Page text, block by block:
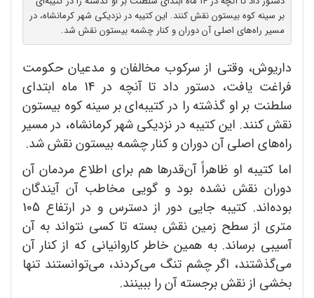
بر سینه کوه بیستون نقش کنند. این کتیبه در نزدیکی شهر کرمانشاه، در
مسیر راه‌های اصلی آن دوران و کنار چشمه بیستون نقش شد.
داریوش، وقتی از سرکوب مخالفان و مدعیان حکومت
فراغت یافت، دستور داد تا آنچه در 14 ماه ابتدای
سلطنت بر او گذشته را در کتیبه‌ای بر سینه کوه بیستون
نقش کنند. این کتیبه در نزدیکی شهر کرمانشاه، در مسیر
راه‌های اصلی آن دوران و کنار چشمه بیستون نقش شد.
اما کتیبه او ظاهراً آن‌قدرها هم برای اطلاع مردمان آن
دوران نقش نشده بود و گویی مخاطب آن آیندگان
بوده‌اند. کتیبه جایی دور از دسترس و در ارتفاع 105
متری از سطح زمین نقش بسته تا کسی نتواند به آن
آسیبی برساند. به همین خاطر کاروانیانی که از کنار آن
می‌گذشتند، اگر چشم تنگ می‌کردند، می‌توانستند تنها
بخشی از نقش برجسته آن را ببینند.